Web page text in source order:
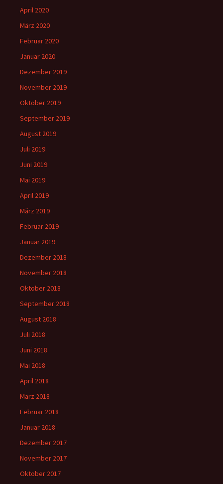
April 2020
März 2020
Februar 2020
Januar 2020
Dezember 2019
November 2019
Oktober 2019
September 2019
August 2019
Juli 2019
Juni 2019
Mai 2019
April 2019
März 2019
Februar 2019
Januar 2019
Dezember 2018
November 2018
Oktober 2018
September 2018
August 2018
Juli 2018
Juni 2018
Mai 2018
April 2018
März 2018
Februar 2018
Januar 2018
Dezember 2017
November 2017
Oktober 2017